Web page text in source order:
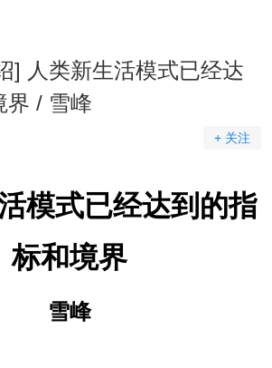
] 人类新生活模式已经达
界 / 雪峰
+ 关注
模式已经达到的指
标和境界
雪峰